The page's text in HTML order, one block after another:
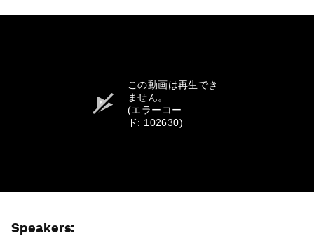
この動画は再生でき
ません。
(エラーコー
ド: 102630)
Speakers: